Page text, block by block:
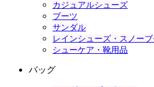
カジュアルシューズ
ブーツ
サンダル
レインシューズ・スノー
シューケア・靴用品
バッグ